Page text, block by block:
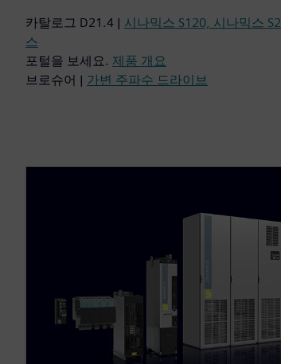
카탈로그 D21.4 | 시나믹스 S120, 시나믹스
스
포털을 보세요. 제품 개요
브로슈어 | 가변 주파수 드라이브